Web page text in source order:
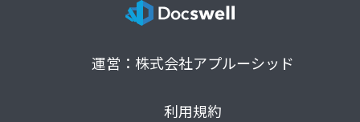
運営：株式会社アプルーシッド
利用規約